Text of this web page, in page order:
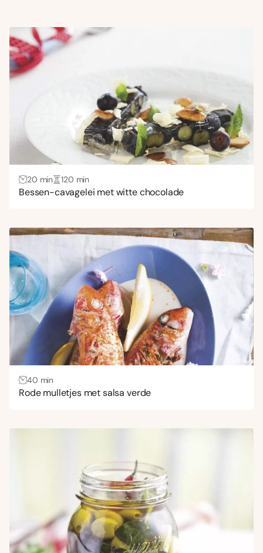
20 min 120 min
Bessen-cavagelei met witte chocolade
40 min
Rode mulletjes met salsa verde